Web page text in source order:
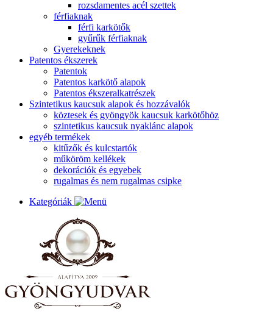
rozsdamentes acél szettek
férfiaknak
férfi karkötők
gyűrűk férfiaknak
Gyerekeknek
Patentos ékszerek
Patentok
Patentos karkötő alapok
Patentos ékszeralkatrészek
Szintetikus kaucsuk alapok és hozzávalók
köztesek és gyöngyök kaucsuk karkötőhöz
szintetikus kaucsuk nyaklánc alapok
egyéb termékek
kitűzők és kulcstartók
műköröm kellékek
dekorációk és egyebek
rugalmas és nem rugalmas csipke
Kategóriák